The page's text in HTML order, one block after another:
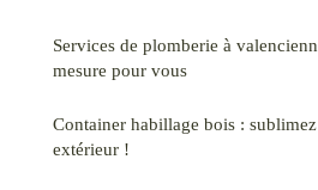
Services de plomberie à
mesure pour vous
Container habillage bois :
extérieur !